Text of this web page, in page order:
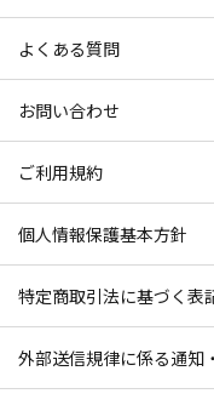
よくある質問
お問い合わせ
ご利用規約
個人情報保護基本方針
特定商取引法に基づく表
外部送信規律に係る通知